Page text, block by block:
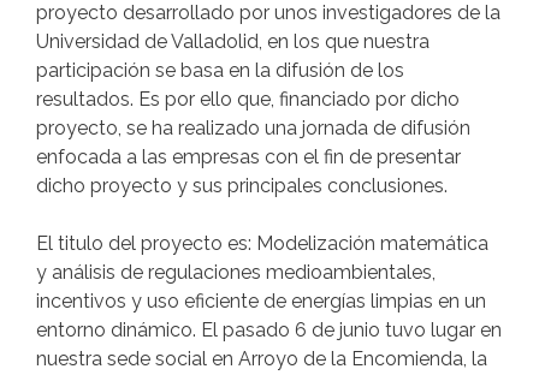
proyecto desarrollado por unos investigadores de la
Universidad de Valladolid, en los que nuestra
participación se basa en la difusión de los
resultados. Es por ello que, financiado por dicho
proyecto, se ha realizado una jornada de difusión
enfocada a las empresas con el fin de presentar
dicho proyecto y sus principales conclusiones.
El titulo del proyecto es: Modelización matemática
y análisis de regulaciones medioambientales,
incentivos y uso eficiente de energías limpias en un
entorno dinámico. El pasado 6 de junio tuvo lugar en
nuestra sede social en Arroyo de la Encomienda, la